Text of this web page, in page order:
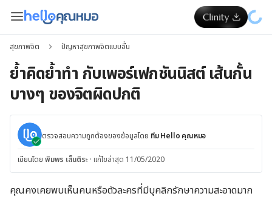
สุขภาพจิต ปัญหาสุขภาพจิตแบบอื่น
ย้ำคิดย้ำทำ กับเพอร์เฟกชันนิสต์ เส้นกั้น
บางๆ ของจิตผิดปกติ
ตรวจสอบความถูกต้องของข้อมูลโดย ทีม Hello คุณหมอ
เขียนโดย พิมพร เส็นติระ · แก้ไขล่าสุด 11/05/2020
คุณคงเคยพบเห็นคนหรือตัวละครที่มีบุคลิกรักษาความสะอาดมาก